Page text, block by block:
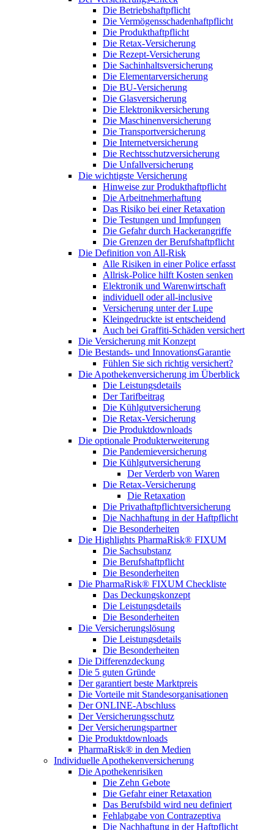
Die Betriebshaftpflicht
Die Vermögensschadenhaftpflicht
Die Produkthaftpflicht
Die Retax-Versicherung
Die Rezept-Versicherung
Die Sachinhaltsversicherung
Die Elementarversicherung
Die BU-Versicherung
Die Glasversicherung
Die Elektronikversicherung
Die Maschinenversicherung
Die Transportversicherung
Die Internetversicherung
Die Rechtsschutzversicherung
Die Unfallversicherung
Die wichtigste Versicherung
Hinweise zur Produkthaftpflicht
Die Arbeitnehmerhaftung
Das Risiko bei einer Retaxation
Die Testungen und Impfungen
Die Gefahr durch Hackerangriffe
Die Grenzen der Berufshaftpflicht
Die Definition von All-Risk
Alle Risiken in einer Police erfasst
Allrisk-Police hilft Kosten senken
Elektronik und Warenwirtschaft
individuell oder all-inclusive
Versicherung unter der Lupe
Kleingedruckte ist entscheidend
Auch bei Graffiti-Schäden versichert
Die Versicherung mit Konzept
Die Bestands- und InnovationsGarantie
Fühlen Sie sich richtig versichert?
Die Apothekenversicherung im Überblick
Die Leistungsdetails
Der Tarifbeitrag
Die Kühlgutversicherung
Die Retax-Versicherung
Die Produktdownloads
Die optionale Produkterweiterung
Die Pandemieversicherung
Die Kühlgutversicherung
Der Verderb von Waren
Die Retax-Versicherung
Die Retaxation
Die Privathaftpflichtversicherung
Die Nachhaftung in der Haftpflicht
Die Besonderheiten
Die Highlights PharmaRisk® FIXUM
Die Sachsubstanz
Die Berufshaftpflicht
Die Besonderheiten
Die PharmaRisk® FIXUM Checkliste
Das Deckungskonzept
Die Leistungsdetails
Die Besonderheiten
Die Versicherungslösung
Die Leistungsdetails
Die Besonderheiten
Die Differenzdeckung
Die 5 guten Gründe
Der garantiert beste Marktpreis
Die Vorteile mit Standesorganisationen
Der ONLINE-Abschluss
Der Versicherungsschutz
Der Versicherungspartner
Die Produktdownloads
PharmaRisk® in den Medien
Individuelle Apothekenversicherung
Die Apothekenrisiken
Die Zehn Gebote
Die Gefahr einer Retaxation
Das Berufsbild wird neu definiert
Fehlabgabe von Contrazeptiva
Die Nachhaftung in der Haftpflicht